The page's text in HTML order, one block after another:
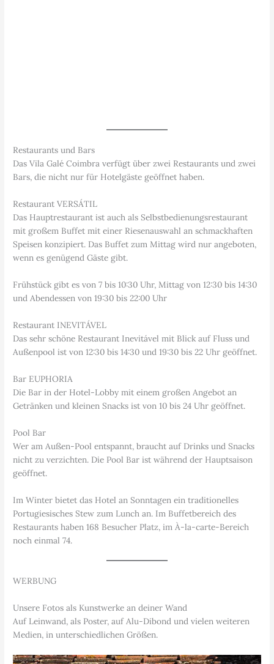
Restaurants und Bars
Das Vila Galé Coimbra verfügt über zwei Restaurants und zwei
Bars, die nicht nur für Hotelgäste geöffnet haben.
Restaurant VERSÁTIL
Das Hauptrestaurant ist auch als Selbstbedienungsrestaurant
mit großem Buffet mit einer Riesenauswahl an schmackhaften
Speisen konzipiert. Das Buffet zum Mittag wird nur angeboten,
wenn es genügend Gäste gibt.
Frühstück gibt es von 7 bis 10:30 Uhr, Mittag von 12:30 bis 14:30
und Abendessen von 19:30 bis 22:00 Uhr
Restaurant INEVITÁVEL
Das sehr schöne Restaurant Inevitável mit Blick auf Fluss und
Außenpool ist von 12:30 bis 14:30 und 19:30 bis 22 Uhr geöffnet.
Bar EUPHORIA
Die Bar in der Hotel-Lobby mit einem großen Angebot an
Getränken und kleinen Snacks ist von 10 bis 24 Uhr geöffnet.
Pool Bar
Wer am Außen-Pool entspannt, braucht auf Drinks und Snacks
nicht zu verzichten. Die Pool Bar ist während der Hauptsaison
geöffnet.
Im Winter bietet das Hotel an Sonntagen ein traditionelles
Portugiesisches Stew zum Lunch an. Im Buffetbereich des
Restaurants haben 168 Besucher Platz, im À-la-carte-Bereich
noch einmal 74.
WERBUNG
Unsere Fotos als Kunstwerke an deiner Wand
Auf Leinwand, als Poster, auf Alu-Dibond und vielen weiteren
Medien, in unterschiedlichen Größen.